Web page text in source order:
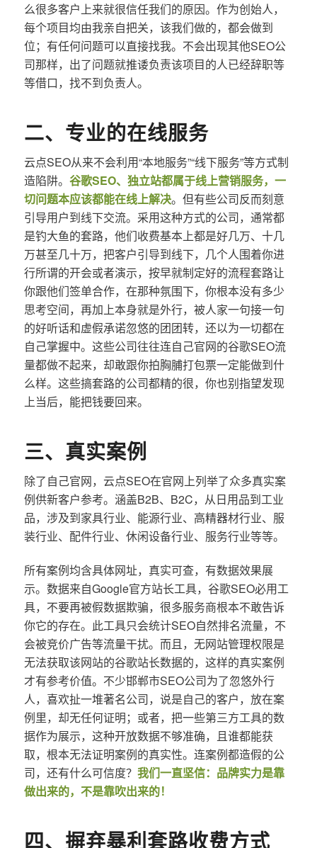
么很多客户上来就很信任我们的原因。作为创始人，
每个项目均由我亲自把关，该我们做的，都会做到
位；有任何问题可以直接找我。不会出现其他SEO公
司那样，出了问题就推诿负责该项目的人已经辞职等
等借口，找不到负责人。
二、专业的在线服务
云点SEO从来不会利用“本地服务”“线下服务”等方式制
造陷阱。 谷歌SEO、独立站都属于线上营销服务，一
切问题本应该都能在线上解决。但有些公司反而刻意
引导用户到线下交流。采用这种方式的公司，通常都
是钓大鱼的套路，他们收费基本上都是好几万、十几
万甚至几十万，把客户引导到线下，几个人围着你进
行所谓的开会或者演示，按早就制定好的流程套路让
你跟他们签单合作，在那种氛围下，你根本没有多少
思考空间，再加上本身就是外行，被人家一句接一句
的好听话和虚假承诺忽悠的团团转，还以为一切都在
自己掌握中。这些公司往往连自己官网的谷歌SEO流
量都做不起来，却敢跟你拍胸脯打包票一定能做到什
么样。这些搞套路的公司都精的很，你也别指望发现
上当后，能把钱要回来。
三、真实案例
除了自己官网，云点SEO在官网上列举了众多真实案
例供新客户参考。涵盖B2B、B2C，从日用品到工业
品，涉及到家具行业、能源行业、高精器材行业、服
装行业、配件行业、休闲设备行业、服务行业等等。
所有案例均含具体网址，真实可查，有数据效果展
示。数据来自Google官方站长工具，谷歌SEO必用工
具，不要再被假数据欺骗，很多服务商根本不敢告诉
你它的存在。此工具只会统计SEO自然排名流量，不
会被竞价广告等流量干扰。而且，无网站管理权限是
无法获取该网站的谷歌站长数据的，这样的真实案例
才有参考价值。不少邯郸市SEO公司为了忽悠外行
人，喜欢扯一堆著名公司，说是自己的客户，放在案
例里，却无任何证明；或者，把一些第三方工具的数
据作为展示，这种开放数据不够准确，且谁都能获
取，根本无法证明案例的真实性。连案例都造假的公
司，还有什么可信度？ 我们一直坚信：品牌实力是靠
做出来的，不是靠吹出来的！
四、摒弃暴利套路收费方式